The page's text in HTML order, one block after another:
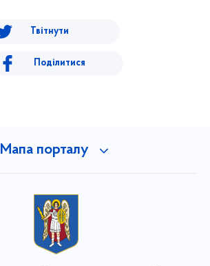
Твітнути
Поділитися
Мапа порталу